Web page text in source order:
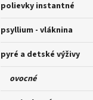
polievky instantné
psyllium - vláknina
pyré a detské výživy
ovocné